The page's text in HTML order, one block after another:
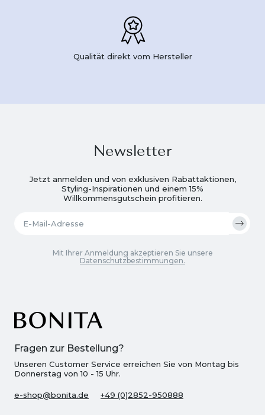
Qualität direkt vom Hersteller
Fragen zur Bestellung?
Unseren Customer Service erreichen Sie von Montag bis
Donnerstag von 10 - 15 Uhr.
e-shop@bonita.de +49 (0)2852-950888
Newsletter
Jetzt anmelden und von exklusiven Rabattaktionen,
Styling-Inspirationen und einem 15%
Willkommensgutschein profitieren.
Mit Ihrer Anmeldung akzeptieren Sie unsere
Datenschutzbestimmungen.